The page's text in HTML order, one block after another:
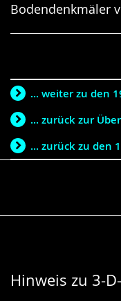
Bodendenkmäler
... weiter zu den
... zurück zur
... zurück zu den
Hinweis zu 3-